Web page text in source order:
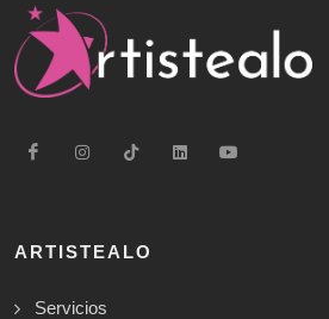
ARTISTEALO
Servicios